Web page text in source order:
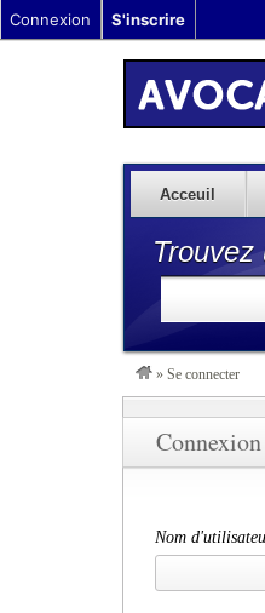
Acceuil
Trouvez
» Se connecter
Connexion
Nom
Connexion S'inscrire